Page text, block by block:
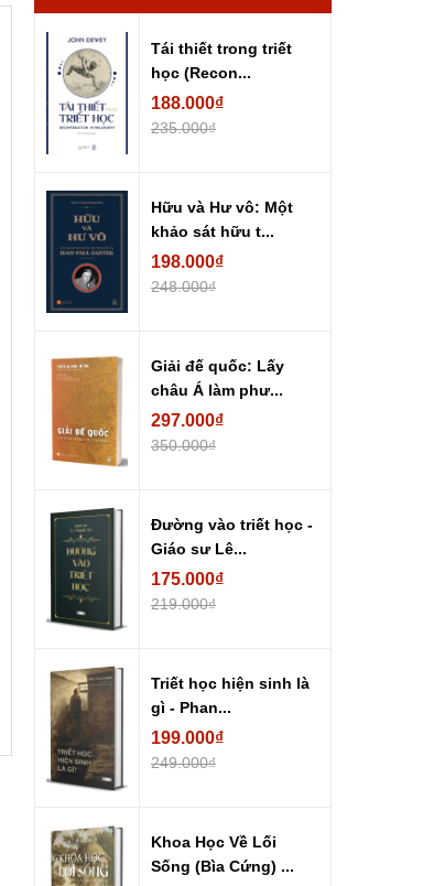
Tái thiết trong triết
học (Recon...
188.000₫
235.000₫
Hữu và Hư vô: Một
khảo sát hữu t...
198.000₫
248.000₫
Giải đế quốc: Lấy
châu Á làm phư...
297.000₫
350.000₫
Đường vào triết học -
Giáo sư Lê...
175.000₫
219.000₫
Triết học hiện sinh là
gì - Phan...
199.000₫
249.000₫
Khoa Học Về Lối
Sống (Bìa Cứng) ...